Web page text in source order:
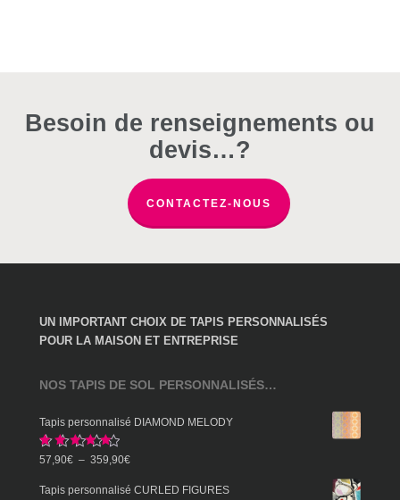
sur
Besoin de renseignements ou
devis…?
CONTACTEZ-NOUS
UN IMPORTANT CHOIX DE TAPIS PERSONNALISÉS
POUR LA MAISON ET ENTREPRISE
NOS TAPIS DE SOL PERSONNALISÉS…
Tapis personnalisé DIAMOND MELODY
Note 5.00
sur 5
57,90€ – 359,90€Plage
Tapis personnalisé CURLED FIGURES